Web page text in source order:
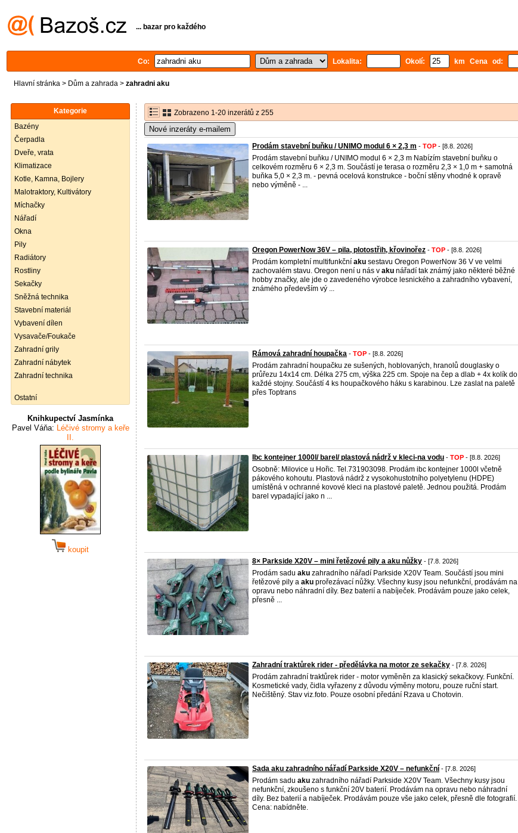
... bazar pro každého
Co: Lokalita: Okolí: km Cena od:
Hlavní stránka > Dům a zahrada > zahradni aku
Kategorie
Bazény
Čerpadla
Dveře, vrata
Klimatizace
Kotle, Kamna, Bojlery
Malotraktory, Kultivátory
Míchačky
Nářadí
Okna
Pily
Radiátory
Rostliny
Sekačky
Sněžná technika
Stavební materiál
Vybavení dílen
Vysavače/Foukače
Zahradní grily
Zahradní nábytek
Zahradní technika
Ostatní
Knihkupectví Jasmínka
Pavel Váňa: Léčivé stromy a keře
II.
koupit
Zobrazeno 1-20 inzerátů z 255
Nové inzeráty e-mailem
Prodám stavební buňku / UNIMO modul 6 × 2,3 m - TOP - [8.8. 2026]
Prodám stavební buňku / UNIMO modul 6 × 2,3 m Nabízím stavební buňku o
celkovém rozměru 6 × 2,3 m. Součástí je terasa o rozměru 2,3 × 1,0 m + samotná
buňka 5,0 × 2,3 m. - pevná ocelová konstrukce - boční stěny vhodné k opravě
nebo výměně - ...
Oregon PowerNow 36V – pila, plotostřih, křovinořez - TOP - [8.8. 2026]
Prodám kompletní multifunkční aku sestavu Oregon PowerNow 36 V ve velmi
zachovalém stavu. Oregon není u nás v aku nářadí tak známý jako některé běžné
hobby značky, ale jde o zavedeného výrobce lesnického a zahradního vybavení,
známého především vý ...
Rámová zahradní houpačka - TOP - [8.8. 2026]
Prodám zahradní houpačku ze sušených, hoblovaných, hranolů douglasky o
průřezu 14x14 cm. Délka 275 cm, výška 225 cm. Spoje na čep a dlab + 4x kolík do
každé stojny. Součástí 4 ks houpačkového háku s karabinou. Lze zaslat na paletě
přes Toptrans
Ibc kontejner 1000l/ barel/ plastová nádrž v kleci-na vodu - TOP - [8.8. 2026]
Osobně: Milovice u Hořic. Tel.731903098. Prodám ibc kontejner 1000l včetně
pákového kohoutu. Plastová nádrž z vysokohustotního polyetylenu (HDPE)
umístěná v ochranné kovové kleci na plastové paletě. Jednou použitá. Prodám
barel vypadající jako n ...
8× Parkside X20V – mini řetězové pily a aku nůžky - [7.8. 2026]
Prodám sadu aku zahradního nářadí Parkside X20V Team. Součástí jsou mini
řetězové pily a aku prořezávací nůžky. Všechny kusy jsou nefunkční, prodávám na
opravu nebo náhradní díly. Bez baterií a nabíječek. Prodávám pouze jako celek,
přesně ...
Zahradní traktůrek rider - předělávka na motor ze sekačky - [7.8. 2026]
Prodám zahradní traktůrek rider - motor vyměněn za klasický sekačkovy. Funkční.
Kosmetické vady, čidla vyřazeny z důvodu výměny motoru, pouze ruční start.
Nečištěný. Stav viz.foto. Pouze osobní předání Rzava u Chotovin.
Sada aku zahradního nářadí Parkside X20V – nefunkční - [7.8. 2026]
Prodám sadu aku zahradního nářadí Parkside X20V Team. Všechny kusy jsou
nefunkční, zkoušeno s funkční 20V baterií. Prodávám na opravu nebo náhradní
díly. Bez baterií a nabíječek. Prodávám pouze vše jako celek, přesně dle fotografií.
Cena: nabídněte.